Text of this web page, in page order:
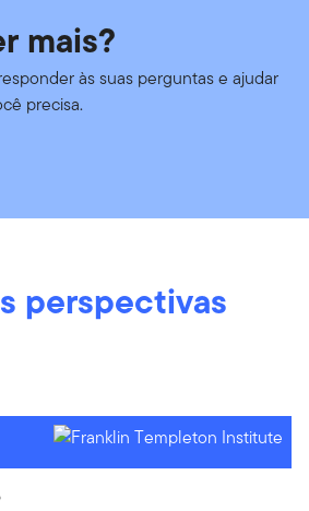
mais?
às suas perguntas e ajudar
precisa.
perspectivas